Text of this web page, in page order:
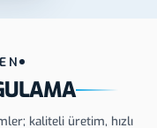
kaliteli üretim, hızlı